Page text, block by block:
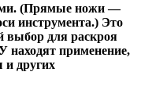
(Прямые ножи —
инструмента.) Это
выбор для раскроя
находят применение,
и других